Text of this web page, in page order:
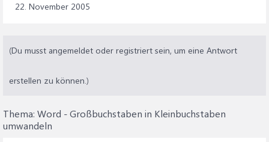
22. November 2005
(Du musst angemeldet oder registriert sein, um eine Antwort
erstellen zu können.)
Thema: Word - Großbuchstaben in Kleinbuchstaben
umwandeln